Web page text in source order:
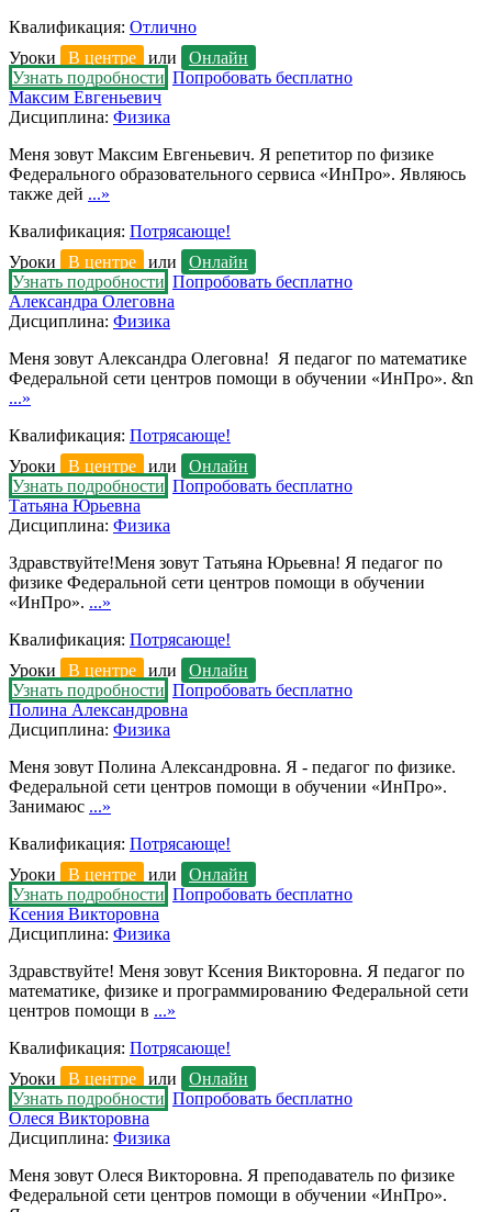
Квалификация: Отлично
Уроки
В центре или
Онлайн
Узнать подробности Попробовать бесплатно
Максим Евгеньевич
Дисциплина: Физика
Меня зовут Максим Евгеньевич. Я репетитор по физике
Федерального образовательного сервиса «ИнПро». Являюсь
также дей ...»
Квалификация: Потрясающе!
Уроки
В центре или
Онлайн
Узнать подробности Попробовать бесплатно
Александра Олеговна
Дисциплина: Физика
Меня зовут Александра Олеговна! Я педагог по математике
Федеральной сети центров помощи в обучении «ИнПро». &n
...»
Квалификация: Потрясающе!
Уроки
В центре или
Онлайн
Узнать подробности Попробовать бесплатно
Татьяна Юрьевна
Дисциплина: Физика
Здравствуйте!Меня зовут Татьяна Юрьевна! Я педагог по
физике Федеральной сети центров помощи в обучении
«ИнПро». ...»
Квалификация: Потрясающе!
Уроки
В центре или
Онлайн
Узнать подробности Попробовать бесплатно
Полина Александровна
Дисциплина: Физика
Меня зовут Полина Александровна. Я - педагог по физике.
Федеральной сети центров помощи в обучении «ИнПро».
Занимаюс ...»
Квалификация: Потрясающе!
Уроки
В центре или
Онлайн
Узнать подробности Попробовать бесплатно
Ксения Викторовна
Дисциплина: Физика
Здравствуйте! Меня зовут Ксения Викторовна. Я педагог по
математике, физике и программированию Федеральной сети
центров помощи в ...»
Квалификация: Потрясающе!
Уроки
В центре или
Онлайн
Узнать подробности Попробовать бесплатно
Олеся Викторовна
Дисциплина: Физика
Меня зовут Олеся Викторовна. Я преподаватель по физике
Федеральной сети центров помощи в обучении «ИнПро».